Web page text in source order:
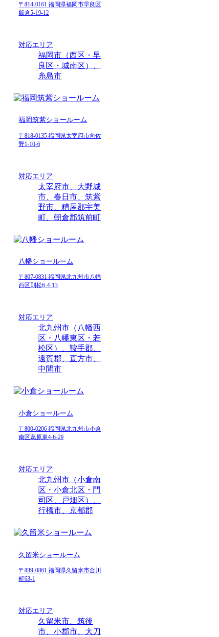
〒814-0161 福岡県福岡市早良区
飯倉5-19-12
対応エリア
福岡市（西区・早
良区・城南区）、
糸島市
福岡筑紫ショールーム
〒818-0135 福岡県太宰府市向佐
野1-10-6
対応エリア
太宰府市、大野城
市、春日市、筑紫
野市、糟屋郡宇美
町、朝倉郡筑前町
八幡ショールーム
〒807-0831 福岡県北九州市八幡
西区則松6-4-13
対応エリア
北九州市（八幡西
区・八幡東区・若
松区）、鞍手郡、
遠賀郡、直方市、
中間市
小倉ショールーム
〒800-0206 福岡県北九州市小倉
南区葛原東4-6-29
対応エリア
北九州市（小倉南
区・小倉北区・門
司区、戸畑区）、
行橋市、京都郡
久留米ショールーム
〒839-0861 福岡県久留米市合川
町63-1
対応エリア
久留米市、筑後
市、小郡市、大刀